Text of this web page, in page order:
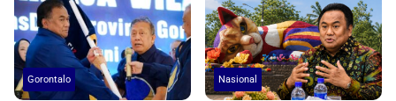
Gorontalo Nasional